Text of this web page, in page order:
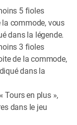
5 fioles
commode, vous
dans la légende.
3 fioles
de la commode,
dans la
Tours en plus »,
dans le jeu